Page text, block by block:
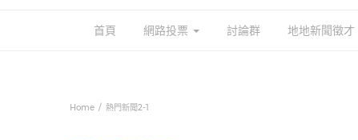
首頁 網路投票 討論群 地地新聞徵才
Home 熱門新聞2-1